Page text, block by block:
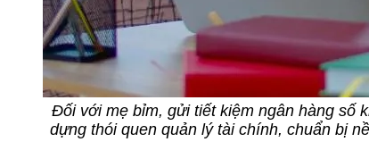
Đối với mẹ bỉm, gửi tiết kiệm ngân hàng số
dựng thói quen quản lý tài chính, chuẩn bị